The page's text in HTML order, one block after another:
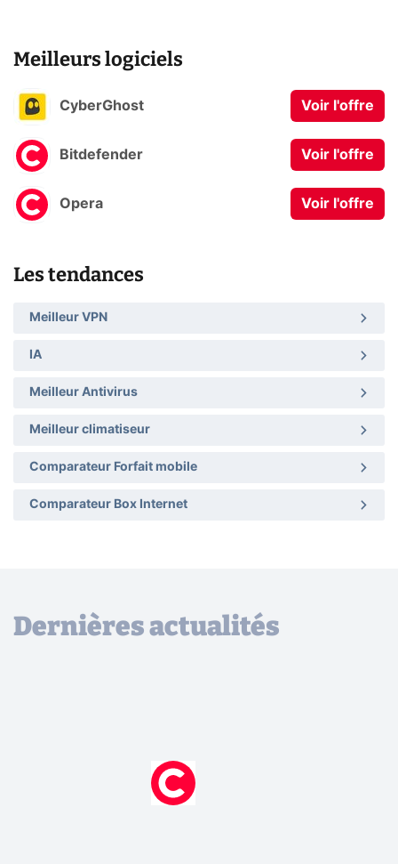
Meilleurs logiciels
CyberGhost Voir l'offre
Bitdefender Voir l'offre
Opera Voir l'offre
Les tendances
Meilleur VPN
IA
Meilleur Antivirus
Meilleur climatiseur
Comparateur Forfait mobile
Comparateur Box Internet
Dernières actualités